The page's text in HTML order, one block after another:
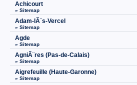
Achicourt
» Sitemap
Adam-lÃ¨s-Vercel
» Sitemap
Agde
» Sitemap
AgniÃ¨res (Pas-de-Calais)
» Sitemap
Aigrefeuille (Haute-Garonne)
» Sitemap